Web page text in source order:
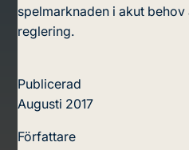
spelmarknaden i akut
reglering.
Publicerad
Augusti 2017
Författare